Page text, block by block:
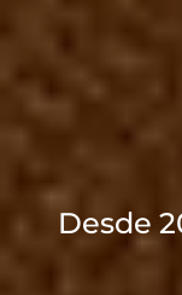
Desde